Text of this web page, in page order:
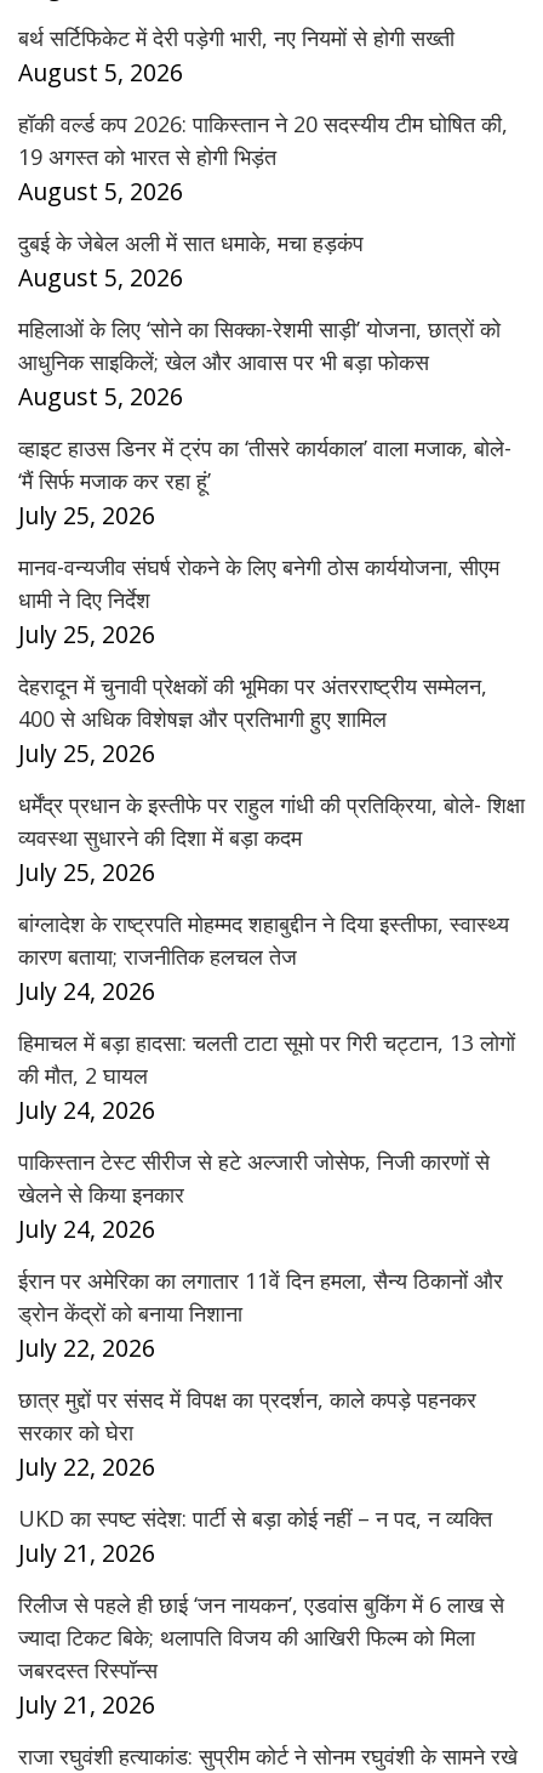
बर्थ सर्टिफिकेट में देरी पड़ेगी भारी, नए नियमों से होगी सख्ती
August 5, 2026
हॉकी वर्ल्ड कप 2026: पाकिस्तान ने 20 सदस्यीय टीम घोषित की,
19 अगस्त को भारत से होगी भिड़ंत
August 5, 2026
दुबई के जेबेल अली में सात धमाके, मचा हड़कंप
August 5, 2026
महिलाओं के लिए ‘सोने का सिक्का-रेशमी साड़ी’ योजना, छात्रों को
आधुनिक साइकिलें; खेल और आवास पर भी बड़ा फोकस
August 5, 2026
व्हाइट हाउस डिनर में ट्रंप का ‘तीसरे कार्यकाल’ वाला मजाक, बोले-
‘मैं सिर्फ मजाक कर रहा हूं’
July 25, 2026
मानव-वन्यजीव संघर्ष रोकने के लिए बनेगी ठोस कार्ययोजना, सीएम
धामी ने दिए निर्देश
July 25, 2026
देहरादून में चुनावी प्रेक्षकों की भूमिका पर अंतरराष्ट्रीय सम्मेलन,
400 से अधिक विशेषज्ञ और प्रतिभागी हुए शामिल
July 25, 2026
धर्मेंद्र प्रधान के इस्तीफे पर राहुल गांधी की प्रतिक्रिया, बोले- शिक्षा
व्यवस्था सुधारने की दिशा में बड़ा कदम
July 25, 2026
बांग्लादेश के राष्ट्रपति मोहम्मद शहाबुद्दीन ने दिया इस्तीफा, स्वास्थ्य
कारण बताया; राजनीतिक हलचल तेज
July 24, 2026
हिमाचल में बड़ा हादसा: चलती टाटा सूमो पर गिरी चट्टान, 13 लोगों
की मौत, 2 घायल
July 24, 2026
पाकिस्तान टेस्ट सीरीज से हटे अल्जारी जोसेफ, निजी कारणों से
खेलने से किया इनकार
July 24, 2026
ईरान पर अमेरिका का लगातार 11वें दिन हमला, सैन्य ठिकानों और
ड्रोन केंद्रों को बनाया निशाना
July 22, 2026
छात्र मुद्दों पर संसद में विपक्ष का प्रदर्शन, काले कपड़े पहनकर
सरकार को घेरा
July 22, 2026
UKD का स्पष्ट संदेश: पार्टी से बड़ा कोई नहीं – न पद, न व्यक्ति
July 21, 2026
रिलीज से पहले ही छाई ‘जन नायकन’, एडवांस बुकिंग में 6 लाख से
ज्यादा टिकट बिके; थलापति विजय की आखिरी फिल्म को मिला
जबरदस्त रिस्पॉन्स
July 21, 2026
राजा रघुवंशी हत्याकांड: सुप्रीम कोर्ट ने सोनम रघुवंशी के सामने रखे